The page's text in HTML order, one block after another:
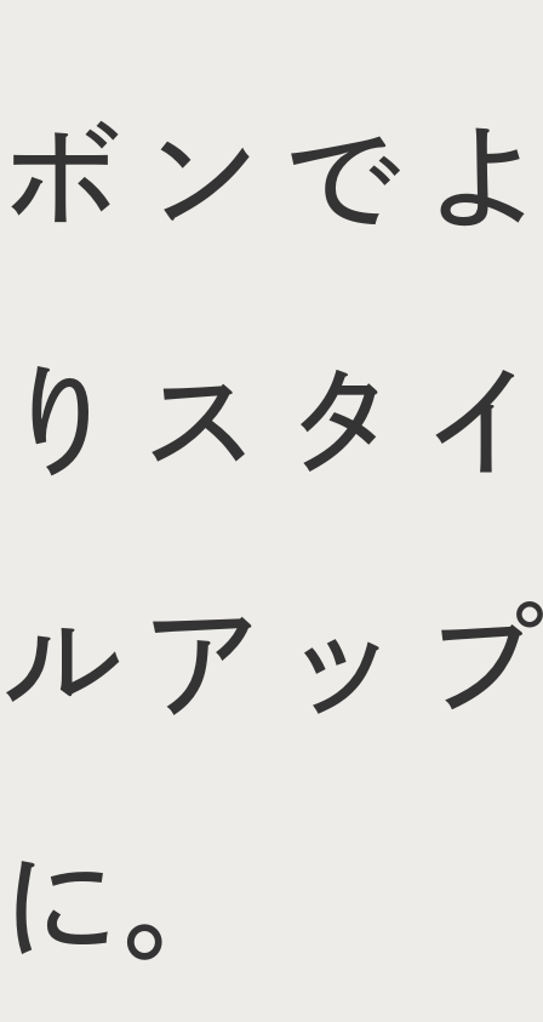
ボンでよ
りスタイ
ルアップ
に。